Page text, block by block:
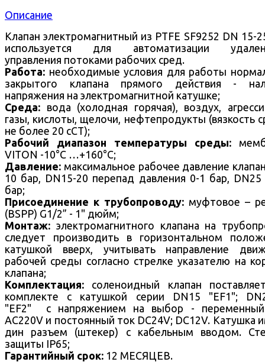
Описание
Клапан электромагнитный из PTFE SF9252 DN 15-
используется для автоматизации
управления потоками рабочих сред.
Работа: необходимые условия для работы
закрытого клапана прямого действия -
напряжения на электромагнитной катушке;
Среда: вода (холодная горячая), воздух,
газы, кислоты, щелочи, нефтепродукты (вязкость
не более 20 cCT);
Рабочий диапазон температуры среды:
VITON -10°С …+160°С;
Давление: максимальное рабочее давление
10 бар, DN15-20 перепад давления 0-1 бар, DN25
бар;
Присоединение к трубопроводу: муфтовое –
(BSPP) G1/2” - 1" дюйм;
Монтаж: электромагнитного клапана на
следует производить в горизонтальном
катушкой вверх, учитывать направление
рабочей среды согласно стрелке указателю на
клапана;
Комплектация: соленоидный клапан
комплекте с катушкой серии DN15 "EF1";
"EF2" с напряжением на выбор -
AC220V и постоянный ток DC24V; DC12V. Катушка
дин разъем (штекер) с кабельным вводом.
защиты IP65;
Гарантийный срок: 12 МЕСЯЦЕВ.